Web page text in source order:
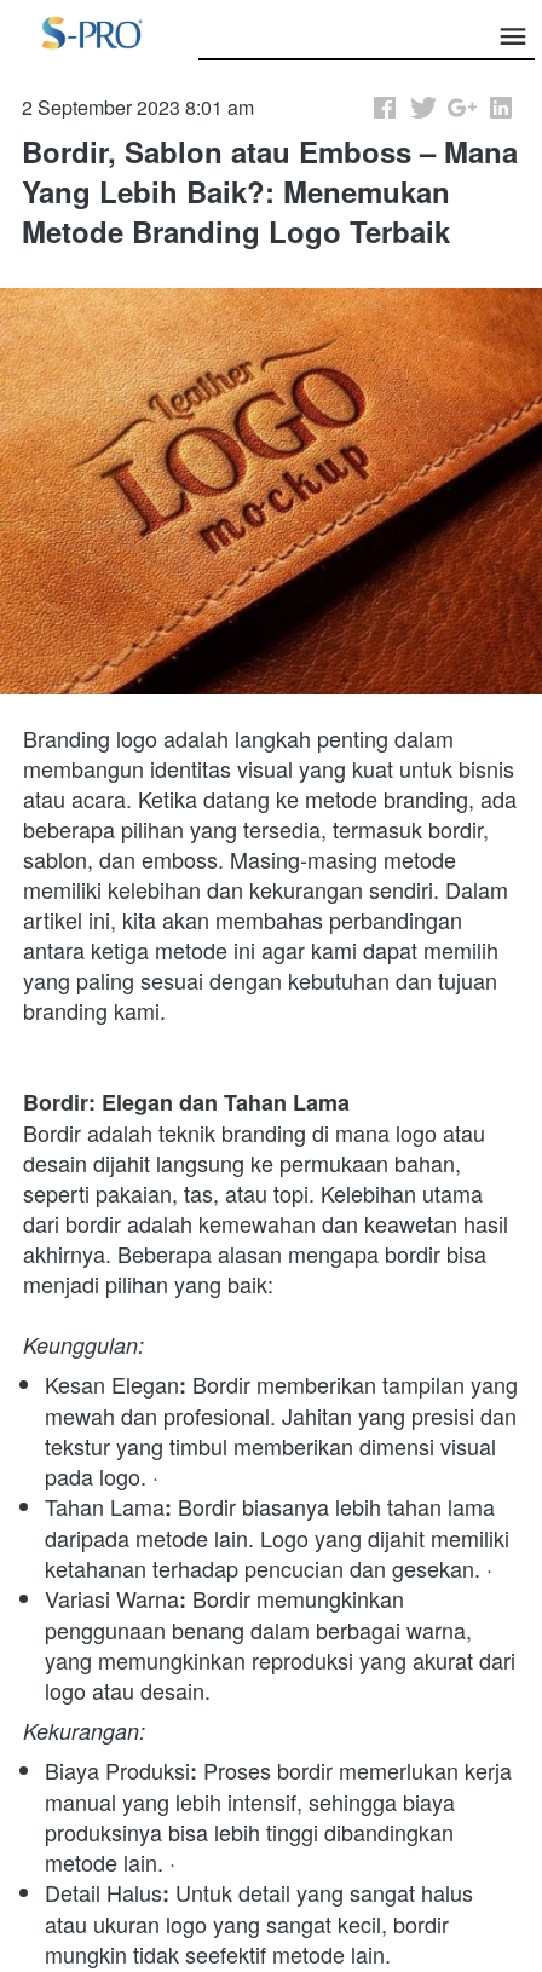
2 September 2023 8:01 am
Bordir, Sablon atau Emboss – Mana
Yang Lebih Baik?: Menemukan
Metode Branding Logo Terbaik
Branding logo adalah langkah penting dalam
membangun identitas visual yang kuat untuk bisnis
atau acara. Ketika datang ke metode branding, ada
beberapa pilihan yang tersedia, termasuk bordir,
sablon, dan emboss. Masing-masing metode
memiliki kelebihan dan kekurangan sendiri. Dalam
artikel ini, kita akan membahas perbandingan
antara ketiga metode ini agar kami dapat memilih
yang paling sesuai dengan kebutuhan dan tujuan
branding kami.
Bordir: Elegan dan Tahan Lama
Bordir adalah teknik branding di mana logo atau
desain dijahit langsung ke permukaan bahan,
seperti pakaian, tas, atau topi. Kelebihan utama
dari bordir adalah kemewahan dan keawetan hasil
akhirnya. Beberapa alasan mengapa bordir bisa
menjadi pilihan yang baik:
Keunggulan:
Kesan Elegan: Bordir memberikan tampilan yang
mewah dan profesional. Jahitan yang presisi dan
tekstur yang timbul memberikan dimensi visual
pada logo. ·
Tahan Lama: Bordir biasanya lebih tahan lama
daripada metode lain. Logo yang dijahit memiliki
ketahanan terhadap pencucian dan gesekan. ·
Variasi Warna: Bordir memungkinkan
penggunaan benang dalam berbagai warna,
yang memungkinkan reproduksi yang akurat dari
logo atau desain.
Kekurangan:
Biaya Produksi: Proses bordir memerlukan kerja
manual yang lebih intensif, sehingga biaya
produksinya bisa lebih tinggi dibandingkan
metode lain. ·
Detail Halus: Untuk detail yang sangat halus
atau ukuran logo yang sangat kecil, bordir
mungkin tidak seefektif metode lain.